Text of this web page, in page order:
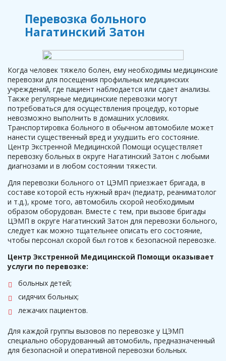
Перевозка больного
Нагатинский Затон
Когда человек тяжело болен, ему необходимы медицинские
перевозки для посещения профильных медицинских
учреждений, где пациент наблюдается или сдает анализы.
Также регулярные медицинские перевозки могут
потребоваться для осуществления процедур, которые
невозможно выполнить в домашних условиях.
Транспортировка больного в обычном автомобиле может
нанести существенный вред и ухудшить его состояние.
Центр Экстренной Медицинской Помощи осуществляет
перевозку больных в округе Нагатинский Затон с любыми
диагнозами и в любом состоянии тяжести.
Для перевозки больного от ЦЭМП приезжает бригада, в
составе которой есть нужный врач (педиатр, реаниматолог
и т.д.), кроме того, автомобиль скорой необходимым
образом оборудован. Вместе с тем, при вызове бригады
ЦЭМП в округе Нагатинский Затон для перевозки больного,
следует как можно тщательнее описать его состояние,
чтобы персонал скорой был готов к безопасной перевозке.
Центр Экстренной Медицинской Помощи оказывает
услуги по перевозке:
больных детей;
сидячих больных;
лежачих пациентов.
Для каждой группы вызовов по перевозке у ЦЭМП
специально оборудованный автомобиль, предназначенный
для безопасной и оперативной перевозки больных.